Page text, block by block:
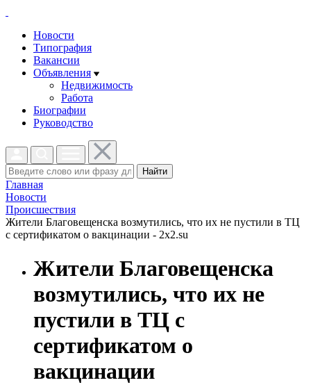
Новости
Типография
Вакансии
Объявления
Недвижимость
Работа
Биографии
Руководство
Найти
Главная
Новости
Проиcшествия
Жители Благовещенска возмутились, что их не пустили в ТЦ
с сертификатом о вакцинации - 2x2.su
Жители Благовещенска
возмутились, что их не
пустили в ТЦ с
сертификатом о
вакцинации